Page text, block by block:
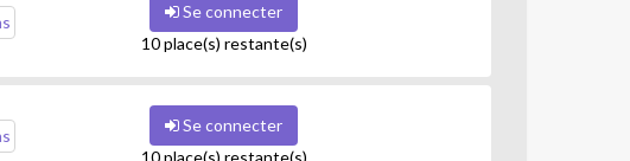
Se connecter
10 place(s) restante(s)
Se connecter